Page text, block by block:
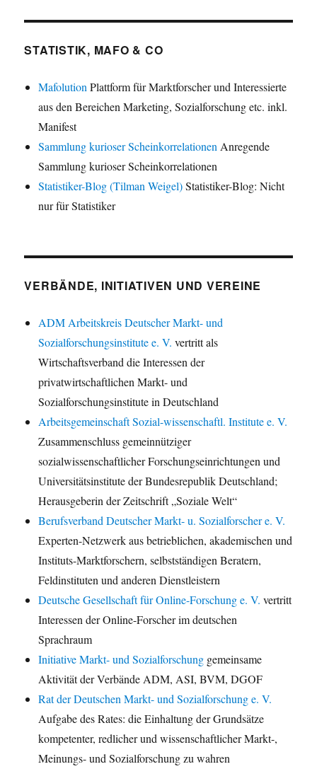
STATISTIK, MAFO & CO
Mafolution Plattform für Marktforscher und Interessierte
aus den Bereichen Marketing, Sozialforschung etc. inkl.
Manifest
Sammlung kurioser Scheinkorrelationen Anregende
Sammlung kurioser Scheinkorrelationen
Statistiker-Blog (Tilman Weigel)Statistiker-Blog: Nicht
nur für Statistiker
VERBÄNDE, INITIATIVEN UND VEREINE
ADM Arbeitskreis Deutscher Markt- und
Sozialforschungsinstitute e. V. vertritt als
Wirtschaftsverband die Interessen der
privatwirtschaftlichen Markt- und
Sozialforschungsinstitute in Deutschland
Arbeitsgemeinschaft Sozial-wissenschaftl. Institute e. V.
Zusammenschluss gemeinnütziger
sozialwissenschaftlicher Forschungseinrichtungen und
Universitätsinstitute der Bundesrepublik Deutschland;
Herausgeberin der Zeitschrift „Soziale Welt“
Berufsverband Deutscher Markt- u. Sozialforscher e. V.
Experten-Netzwerk aus betrieblichen, akademischen und
Instituts-Marktforschern, selbstständigen Beratern,
Feldinstituten und anderen Dienstleistern
Deutsche Gesellschaft für Online-Forschung e. V. vertritt
Interessen der Online-Forscher im deutschen
Sprachraum
Initiative Markt- und Sozialforschung gemeinsame
Aktivität der Verbände ADM, ASI, BVM, DGOF
Rat der Deutschen Markt- und Sozialforschung e. V.
Aufgabe des Rates: die Einhaltung der Grundsätze
kompetenter, redlicher und wissenschaftlicher Markt-,
Meinungs- und Sozialforschung zu wahren